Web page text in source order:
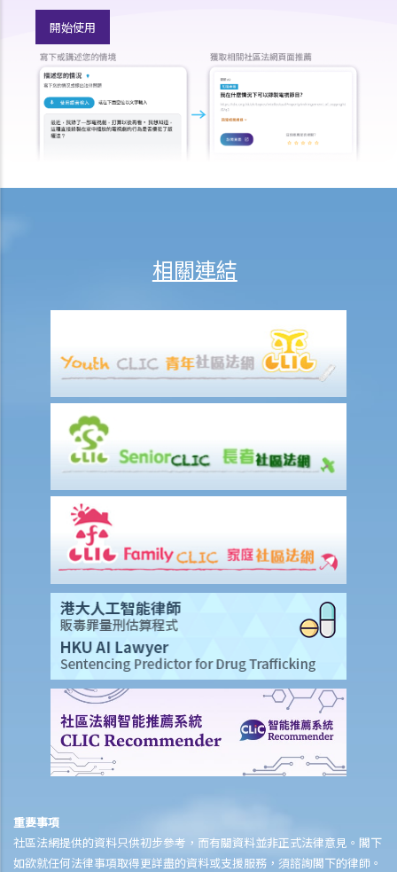
下，我才可以更改壽險保單內的「不可撤換受益人」？
9. 我的兒子今年15歲。 可否指定他為我的人壽保險受益人？如果我在他
成年前（即年滿18歲前）死亡，他可否獲得所有保險金？
10. 受保人已失蹤了數年，其保單受益人可否向保險公司索取死亡賠
11. 在處理索償時，保險公司會否接受中醫發出的醫療報告 / 醫生紙？
15. 我為同一項目（如住院或家居意外）購買了數份保險。我可否從所
16. 法例規定誰人需要參加強積金計劃（或其他認可的職業性退休計
劃）？自僱人士或臨時僱員 / 散工（沒有僱傭合約的員工）是否亦要參
加這些計劃？
17. 法例規定強積金計劃的供款額或入息比例是多少？
18. 我已参加強積金計劃。我是否仍需考慮其他退休計劃，例如人壽保
險或其他投資工具？
B. 醫療保險
1. 團體醫療保險和個人醫療保險有甚麼分別？
2. 甚麼是自願醫保計劃？
3. 認可產品的最低保險保障是甚麼？
4. 如何知道保單是否是自願醫保計劃的保單？
5. 如果受保人試圖自殺但最終只是弄傷自己，「自殺條款」在醫療保險
中有甚麼作用？
6. 在處理索償時，保險公司會否接受中醫發出的醫療報告 / 醫生紙？
7. 我為同一項目（如住院或家居意外）購買了數份保險。我可否從所有
保單索取全數保額，或只可索取實際開支或損失？
C. 意外或個人傷亡保險
1. 「意外受傷」的一般定義是甚麼？如果我受了傷但沒有表面傷痕，我
2. 「永久傷殘」和「暫時性傷殘」的一般定義是甚麼？保險公司支付了
一筆永久傷殘賠償給我，但兩年後我奇蹟地復原，保險公司可否向我討
開始使用
相關連結
重要事項
社區法網提供的資料只供初步參考，而有關資料並非正式法律意見。閣下
如欲就任何法律事項取得更詳盡的資料或支援服務，須諮詢閣下的律師。